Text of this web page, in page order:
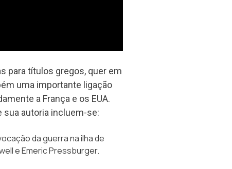
para títulos gregos, quer em
uma importante ligação
a França e os EUA.
autoria incluem-se:
da guerra na ilha de
e Emeric Pressburger.